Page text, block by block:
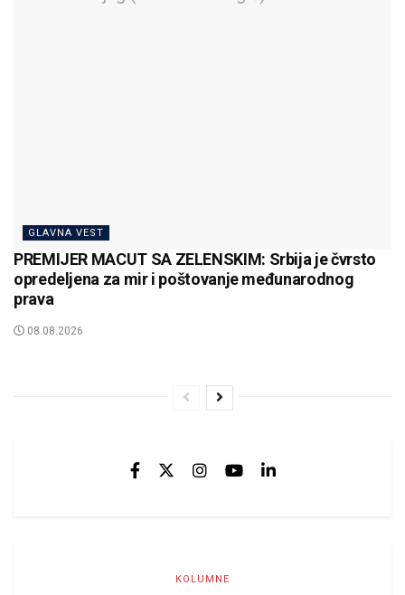
GLAVNA VEST
PREMIJER MACUT SA ZELENSKIM: Srbija je čvrsto
opredeljena za mir i poštovanje međunarodnog
prava
08.08.2026
KOLUMNE